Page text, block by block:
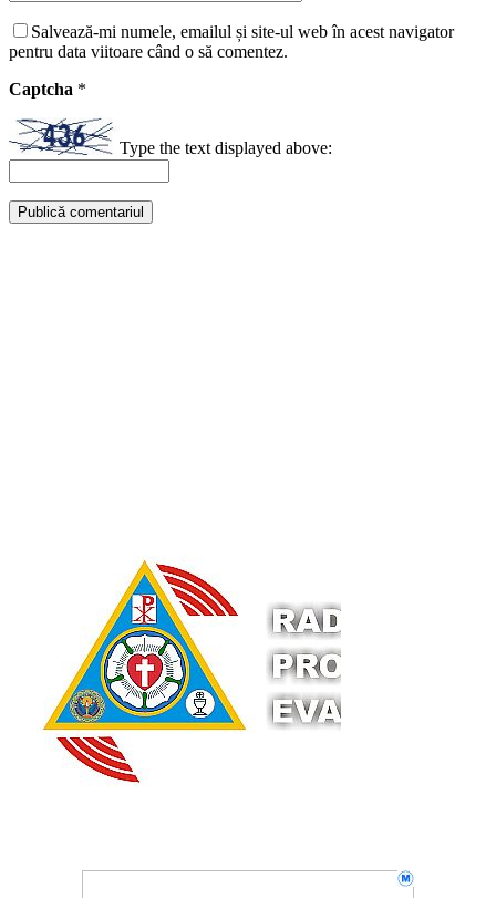
Salvează-mi numele, emailul și site-ul web în acest navigator
pentru data viitoare când o să comentez.
Captcha *
Type the text displayed above: